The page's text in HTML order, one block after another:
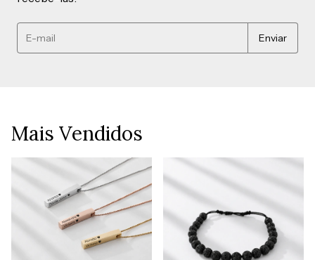
Mais Vendidos